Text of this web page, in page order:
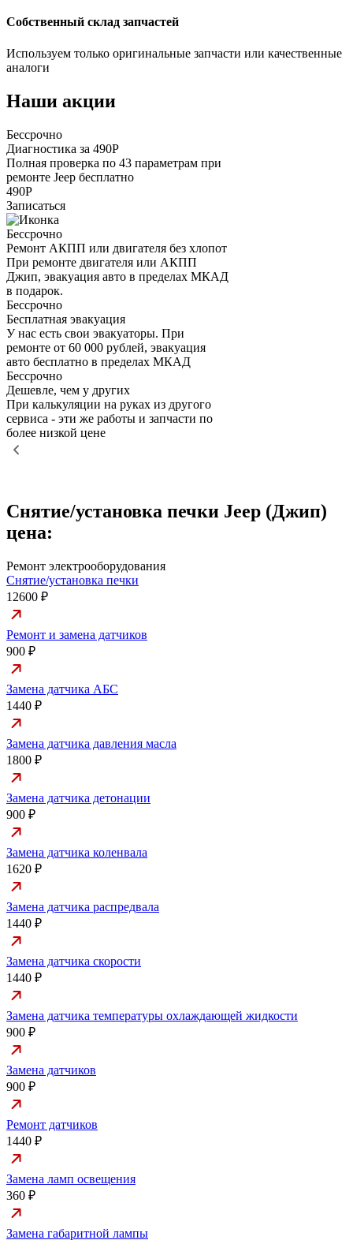
Собственный склад запчастей
Используем только оригинальные запчасти или качественные
аналоги
Наши акции
Бессрочно
Диагностика за 490Р
Полная проверка по 43 параметрам при
ремонте Jeep бесплатно
490Р
Записаться
Бессрочно
Ремонт АКПП или двигателя без хлопот
При ремонте двигателя или АКПП
Джип, эвакуация авто в пределах МКАД
в подарок.
Бессрочно
Бесплатная эвакуация
У нас есть свои эвакуаторы. При
ремонте от 60 000 рублей, эвакуация
авто бесплатно в пределах МКАД
Бессрочно
Дешевле, чем у других
При калькуляции на руках из другого
сервиса - эти же работы и запчасти по
более низкой цене
Снятие/установка печки Jeep (Джип)
цена:
Ремонт электрооборудования
Снятие/установка печки
12600 ₽
Ремонт и замена датчиков
900 ₽
Замена датчика АБС
1440 ₽
Замена датчика давления масла
1800 ₽
Замена датчика детонации
900 ₽
Замена датчика коленвала
1620 ₽
Замена датчика распредвала
1440 ₽
Замена датчика скорости
1440 ₽
Замена датчика температуры охлаждающей жидкости
900 ₽
Замена датчиков
900 ₽
Ремонт датчиков
1440 ₽
Замена ламп освещения
360 ₽
Замена габаритной лампы